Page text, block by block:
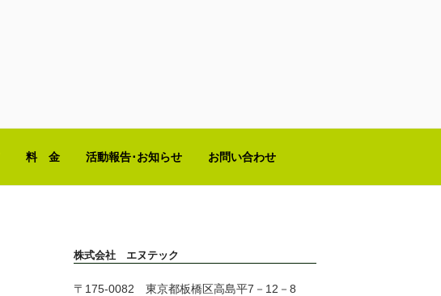
料 金 活動報告･お知らせ お問い合わせ
株式会社 エヌテック
〒175‐0082 東京都板橋区高島平7－12－8